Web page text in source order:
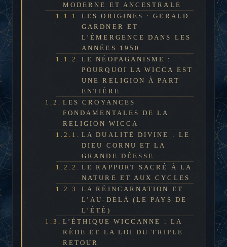
MODERNE ET ANCESTRALE
LES ORIGINES : GERALD
GARDNER ET
L’ÉMERGENCE DANS LES
ANNÉES 1950
LE NÉOPAGANISME :
POURQUOI LA WICCA EST
UNE RELIGION À PART
ENTIÈRE
LES CROYANCES
FONDAMENTALES DE LA
RELIGION WICCA
LA DUALITÉ DIVINE : LE
DIEU CORNU ET LA
GRANDE DÉESSE
LE RAPPORT SACRÉ À LA
NATURE ET AUX CYCLES
LA RÉINCARNATION ET
L’AU-DELÀ (LE PAYS DE
L’ÉTÉ)
L’ÉTHIQUE WICCANNE : LA
RÈDE ET LA LOI DU TRIPLE
RETOUR